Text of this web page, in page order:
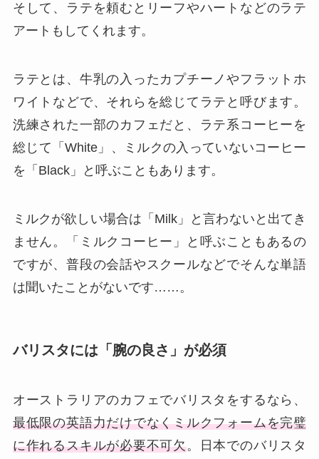
そして、ラテを頼むとリーフやハートなどのラテ
アートもしてくれます。
ラテとは、牛乳の入ったカプチーノやフラットホ
ワイトなどで、それらを総じてラテと呼びます。
洗練された一部のカフェだと、ラテ系コーヒーを
総じて「White」、ミルクの入っていないコーヒー
を「Black」と呼ぶこともあります。
ミルクが欲しい場合は「Milk」と言わないと出てき
ません。「ミルクコーヒー」と呼ぶこともあるの
ですが、普段の会話やスクールなどでそんな単語
は聞いたことがないです……。
バリスタには「腕の良さ」が必須
オーストラリアのカフェでバリスタをするなら、
最低限の英語力だけでなくミルクフォームを完璧
に作れるスキルが必要不可欠。日本でのバリスタ